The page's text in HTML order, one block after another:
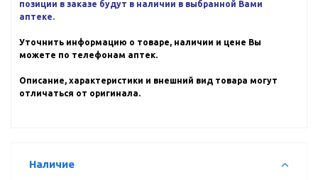
позиции в заказе будут в наличии в выбранной Вами
аптеке.
Уточнить информацию о товаре, наличии и цене Вы
можете по телефонам аптек.
Описание, характеристики и внешний вид товара могут
отличаться от оригинала.
Наличие